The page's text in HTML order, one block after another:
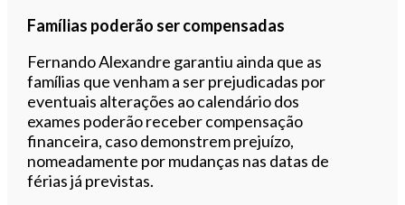
Famílias poderão ser compensadas
Fernando Alexandre garantiu ainda que as
famílias que venham a ser prejudicadas por
eventuais alterações ao calendário dos
exames poderão receber compensação
financeira, caso demonstrem prejuízo,
nomeadamente por mudanças nas datas de
férias já previstas.